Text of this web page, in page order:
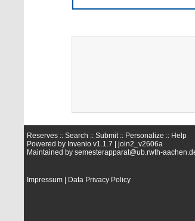
Reserves ::Search ::Submit:: Personalize :: Help
Powered by Invenio v1.1.7 |join2_v2606a
Maintained bysemesterapparat@ub.rwth-
Impressum Data Privacy Policy